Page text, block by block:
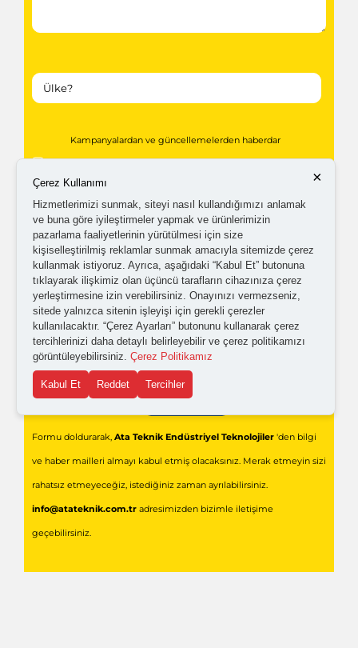
Kampanyalardan ve güncellemelerden haberdar
olabilmem için tarafımaticari elektronik ileti
gönderilmesini kabul ediyorum.
Kişisel verilerimin işlenmesine yönelikaydınlatma ve
açık rıza metni 'ni okudum,onaylıyorum.
Gönder
Formu doldurarak, Ata Teknik Endüstriyel Teknolojiler'den bilgi
ve haber mailleri almayı kabul etmiş olacaksınız. Merak etmeyin sizi
rahatsız etmeyeceğiz, istediğiniz zaman ayrılabilirsiniz.
info@atateknik.com.tradresimizden bizimle iletişime
geçebilirsiniz.
×
Çerez Kullanımı
Hizmetlerimizi sunmak, siteyi nasıl kullandığımızı anlamak
ve buna göre iyileştirmeler yapmak ve ürünlerimizin
pazarlama faaliyetlerinin yürütülmesi için size
kişiselleştirilmiş reklamlar sunmak amacıyla sitemizde çerez
kullanmak istiyoruz. Ayrıca, aşağıdaki “Kabul Et” butonuna
tıklayarak ilişkimiz olan üçüncü tarafların cihazınıza çerez
yerleştirmesine izin verebilirsiniz. Onayınızı vermezseniz,
sitede yalnızca sitenin işleyişi için gerekli çerezler
kullanılacaktır. “Çerez Ayarları” butonunu kullanarak çerez
tercihlerinizi daha detaylı belirleyebilir ve çerez politikamızı
görüntüleyebilirsiniz. Çerez Politikamız
Kabul Et Reddet Tercihler